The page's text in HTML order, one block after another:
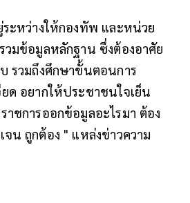
ะหว่างให้กองทัพ และหน่วย
วมข้อมูลหลักฐาน ซึ่งต้องอาศัย
รวมถึงศึกษาขั้นตอนการ
ด อยากให้ประชาชนใจเย็น
าชการออกข้อมูลอะไรมา ต้อง
น ถูกต้อง " แหล่งข่าวความ